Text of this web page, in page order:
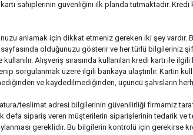
sahiplerinin güvenliğini ilk planda tutmaktadır.
anlamak için dikkat etmeniz gereken iki şey vardır.
olduğunuzu gösterir ve her türlü bilgileriniz
Alışveriş sırasında kullanılan kredi kartı ile
sorgulanmak üzere ilgili bankaya ulaştırılır. Kartın
ve kaydedilmediğinden, üçüncü şahısların
teslimat adresi bilgilerinin güvenilirliği firmamiz
defa sipariş veren müşterilerin siparişlerinin tedarik ve
gereklidir. Bu bilgilerin kontrolü için gerekirse